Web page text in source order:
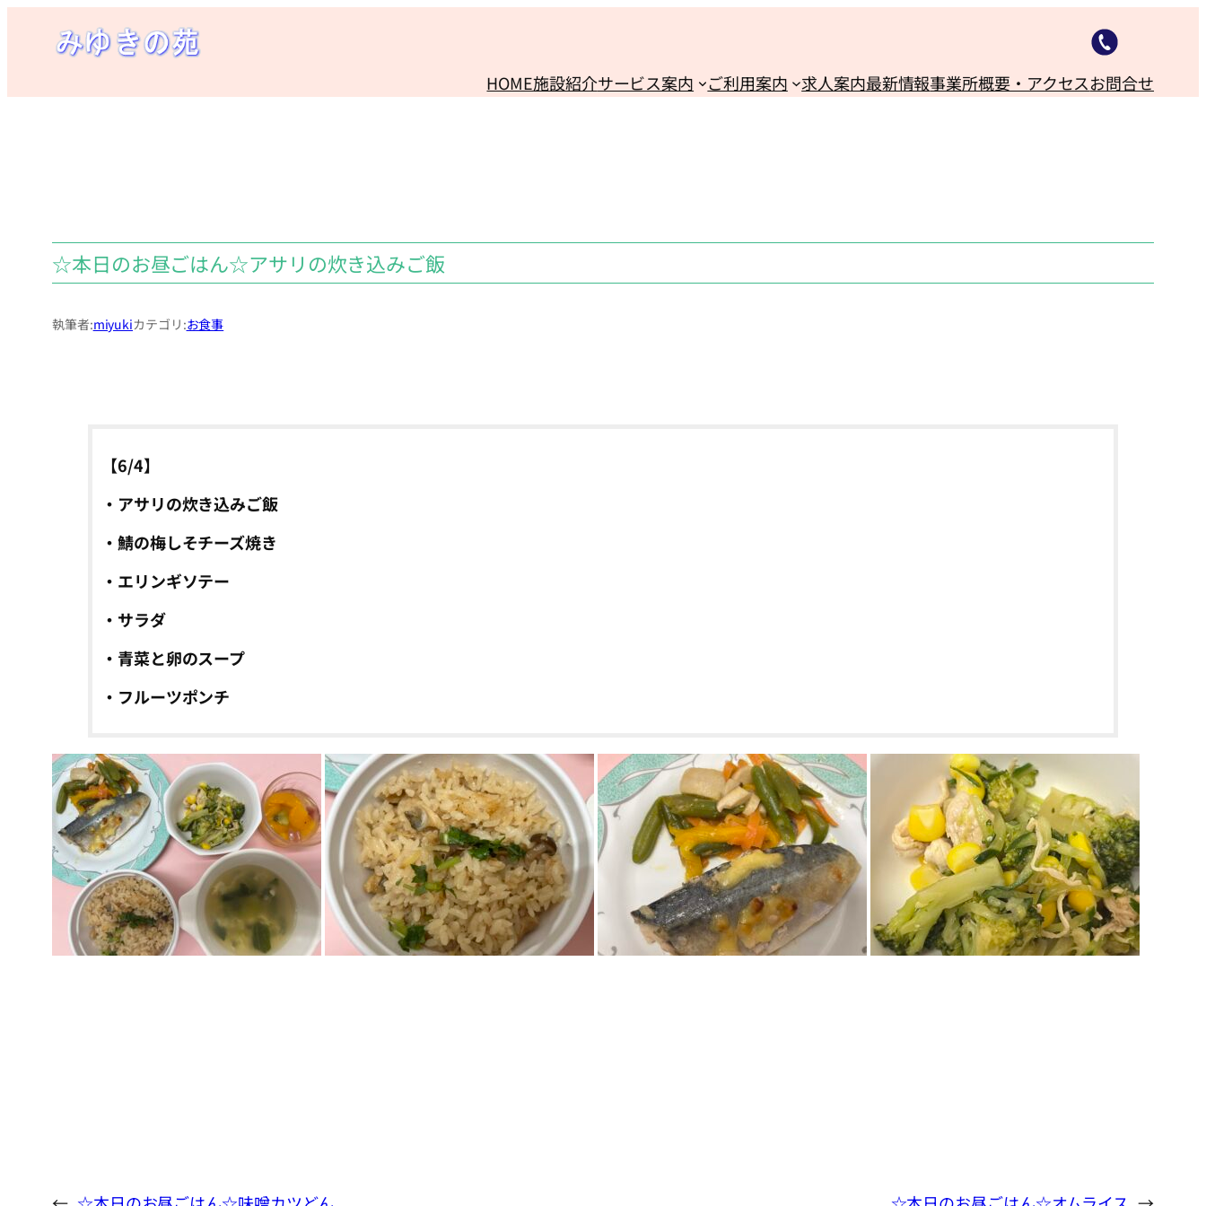
HOME施設紹介サービス案内 ご利用案内 求人案内最新情報事業所概要・アクセスお問合せ
☆本日のお昼ごはん☆アサリの炊き込みご飯
執筆者:miyukiカテゴリ:お食事
【6/4】
・アサリの炊き込みご飯
・鯖の梅しそチーズ焼き
・エリンギソテー
・サラダ
・青菜と卵のスープ
・フルーツポンチ